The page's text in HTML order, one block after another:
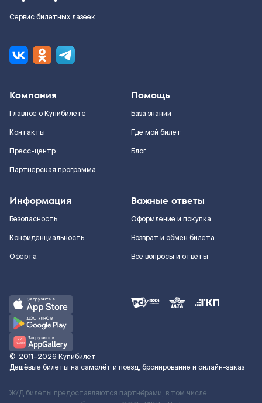
Сервис билетных лазеек
Компания
Главное о Купибилете
Контакты
Пресс-центр
Партнерская программа
Помощь
База знаний
Где мой билет
Блог
Информация
Безопасность
Конфиденциальность
Оферта
Важные ответы
Оформление и покупка
Возврат и обмен билета
Все вопросы и ответы
© 2011–2026 Купибилет
Дешёвые билеты на самолёт и поезд, бронирование и онлайн-заказ
Ж/Д билеты предоставляются партнёрами, в том числе